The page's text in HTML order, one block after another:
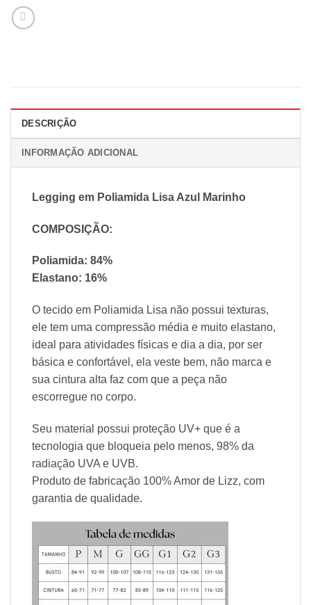
DESCRIÇÃO
INFORMAÇÃO ADICIONAL
Legging em Poliamida Lisa Azul Marinho
COMPOSIÇÃO:
Poliamida: 84%
Elastano: 16%
O tecido em Poliamida Lisa não possui texturas,
ele tem uma compressão média e muito elastano,
ideal para atividades físicas e dia a dia, por ser
básica e confortável, ela veste bem, não marca e
sua cintura alta faz com que a peça não
escorregue no corpo.
Seu material possui proteção UV+ que é a
tecnologia que bloqueia pelo menos, 98% da
radiação UVA e UVB.
Produto de fabricação 100% Amor de Lizz, com
garantia de qualidade.